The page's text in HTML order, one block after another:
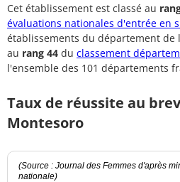
Cet établissement est classé au
évaluations nationales d'entrée en
établissements du département de
au rang 44 du classement
l'ensemble des 101 départements
Taux de réussite au
Montesoro
(Source : Journal des Femmes d'après
nationale)